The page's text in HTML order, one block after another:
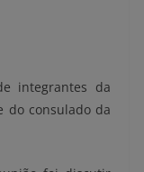
integrantes da
do consulado da